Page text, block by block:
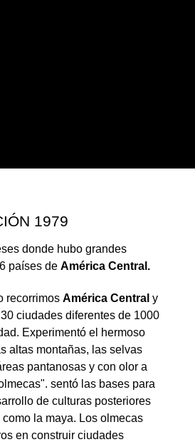
1979
donde hubo grandes
países de América Central.
recorrimos América Central y
ciudades diferentes de 1000
Experimentó el hermoso
altas montañas, las selvas
pantanosas y con olor a
sentó las bases para
de culturas posteriores
la maya. Los olmecas
en construir ciudades